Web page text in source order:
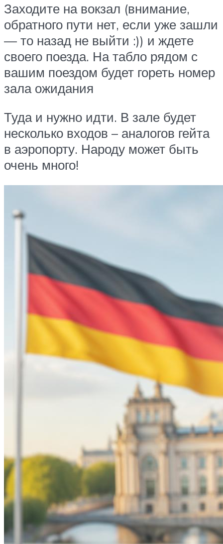
Заходите на вокзал (внимание,
обратного пути нет, если уже зашли
— то назад не выйти :)) и ждете
своего поезда. На табло рядом с
вашим поездом будет гореть номер
зала ожидания
Туда и нужно идти. В зале будет
несколько входов – аналогов гейта
в аэропорту. Народу может быть
очень много!